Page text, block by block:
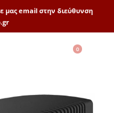
μας email στην διεύθυνση
0